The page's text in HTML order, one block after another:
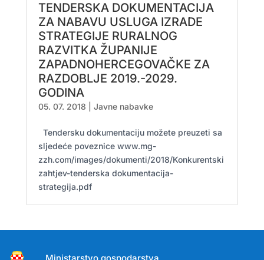
TENDERSKA DOKUMENTACIJA
ZA NABAVU USLUGA IZRADE
STRATEGIJE RURALNOG
RAZVITKA ŽUPANIJE
ZAPADNOHERCEGOVAČKE ZA
RAZDOBLJE 2019.-2029.
GODINA
05. 07. 2018 Javne nabavke
Tendersku dokumentaciju možete preuzeti sa
sljedeće poveznice www.mg-
zzh.com/images/dokumenti/2018/Konkurentski
zahtjev-tenderska dokumentacija-
strategija.pdf